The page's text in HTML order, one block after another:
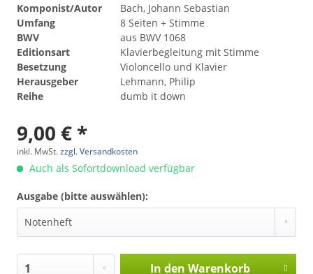
Komponist/Autor
Bach, Johann Sebastian
Umfang
8 Seiten + Stimme
BWV
aus BWV 1068
Editionsart
Klavierbegleitung mit Stimme
Besetzung
Violoncello und Klavier
Herausgeber
Lehmann, Philip
Reihe
dumb it down
9,00 € *
inkl. MwSt.zzgl. Versandkosten
Auch als Sofortdownload verfügbar
Ausgabe (bitte auswählen):
In den Warenkorb